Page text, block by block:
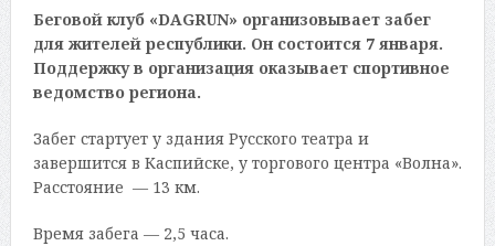
Беговой клуб «DAGRUN» организовывает забег
для жителей республики. Он состоится 7 января.
Поддержку в организация оказывает спортивное
ведомство региона.
Забег стартует у здания Русского театра и
завершится в Каспийске, у торгового центра «Волна».
Расстояние — 13 км.
Время забега — 2,5 часа.